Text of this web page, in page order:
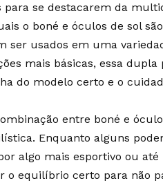
se destacarem da
o boné e óculos de sol
ser usados em uma
mais básicas, essa dupla
do modelo certo e o
entre boné e
Enquanto alguns
algo mais esportivo ou
o equilíbrio certo para não